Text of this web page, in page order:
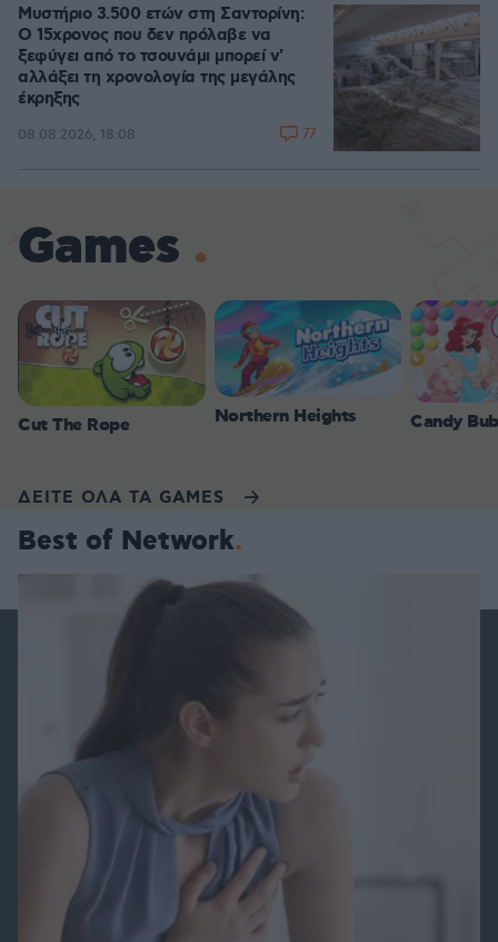
Μυστήριο 3.500 ετών στη Σαντορίνη:
Ο 15χρονος που δεν πρόλαβε να
ξεφύγει από το τσουνάμι μπορεί ν'
αλλάξει τη χρονολογία της μεγάλης
έκρηξης
08.08.2026, 18:08 77
Games
Cut The Rope Northern Heights Candy
ΔΕΙΤΕ ΟΛΑ ΤΑ GAMES
Best of Network